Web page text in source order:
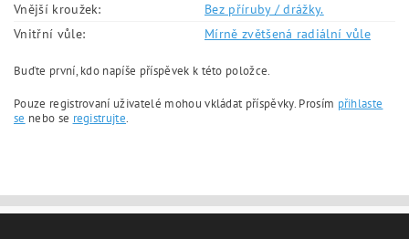
Vnější kroužek:
Bez příruby / drážky.
Vnitřní vůle:
Mírně zvětšená radiální vůle
Buďte první, kdo napíše příspěvek k této položce.
Pouze registrovaní uživatelé mohou vkládat příspěvky. Prosím přihlaste
se nebo se registrujte.